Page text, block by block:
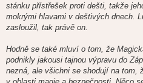
stánku přístřešek proti dešti, takže
mokrými hlavami v deštivých dnech.
zasloužil, tak právě on.
Hodně se také mluví o tom, že
podnikly jakousi tajnou výpravu do
nezná, ale všichni se shodují na tom,